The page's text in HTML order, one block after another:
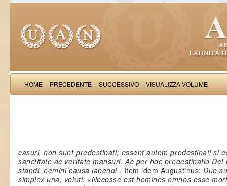
HOME PRECEDENTE SUCCESSIVO VISUALIZZA VOLUME
casuri, non sunt predestinati; essent autem predestinati si
sanctitate ac veritate mansuri. Ac per hoc predestinatio Dei
standi, nemini causa labendi . Item idem Augustinus:Due
simplex una, veluti: «Necesse est homines omnes esse